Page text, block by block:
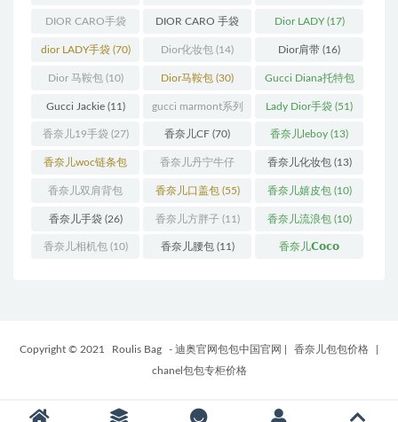
(12) 手袋(163)
DIOR CARO手袋
(11)
DIOR CARO 手袋
(31)
Dior LADY(17)
dior LADY手袋(70) Dior化妆包 (14) Dior肩带 (16)
Dior 马鞍包(10) Dior马鞍包 (30) Gucci Diana托特包
(11)
Gucci Jackie(11) gucci marmont系列
(19)
Lady Dior手袋 (51)
香奈儿19手袋 (27) 香奈儿CF (70) 香奈儿leboy (13)
香奈儿woc链条包
(11)
香奈儿丹宁牛仔
(12)
香奈儿化妆包(13)
香奈儿双肩背包
(13)
香奈儿口盖包(55) 香奈儿嬉皮包(10)
香奈儿手袋(26) 香奈儿方胖子(11) 香奈儿流浪包(10)
香奈儿相机包(10) 香奈儿腰包(11) 香奈儿𝗖𝗼𝗰𝗼
Copyright © 2021 Roulis Bag - 迪奥官网包包中国官网 香奈儿包包价格
chanel包包专柜价格